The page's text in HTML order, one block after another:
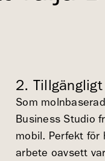
2.
Som
Business Studio
mobil. Perfekt för
arbete oavsett